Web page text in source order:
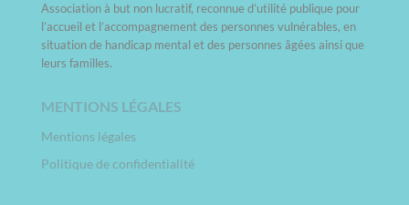
Association à but non lucratif, reconnue d’utilité publique pour
l’accueil et l’accompagnement des personnes vulnérables, en
situation de handicap mental et des personnes âgées ainsi que
leurs familles.
MENTIONS LÉGALES
Mentions légales
Politique de confidentialité